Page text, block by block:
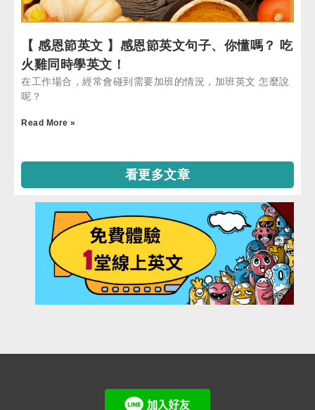
【 感恩節英文 】感恩節英文句子、你懂嗎？ 吃
火雞同時學英文！
在工作場合，經常會碰到需要加班的情況，加班英文 怎麼說
呢？
Read More »
看更多文章